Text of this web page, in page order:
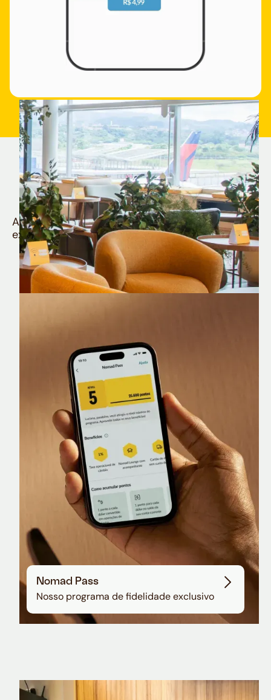
Quem é Nomad tem
muito mais
Aproveite todos os benefícios e vantagens
exclusivas da sua Conta Internacional
Nomad Lounge
Sala VIP no Aeroporto de Guarulhos
Nomad Pass
Nosso programa de fidelidade exclusivo